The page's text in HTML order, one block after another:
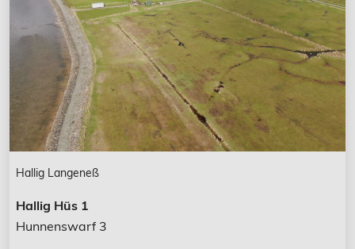
Hallig Langeneß
Hallig Hüs 1
Hunnenswarf 3